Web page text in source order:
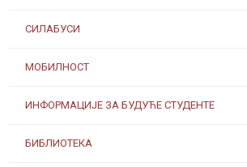
СИЛАБУСИ
МОБИЛНОСТ
ИНФОРМАЦИЈЕ ЗА БУДУЋЕ СТУДЕНТЕ
БИБЛИОТЕКА